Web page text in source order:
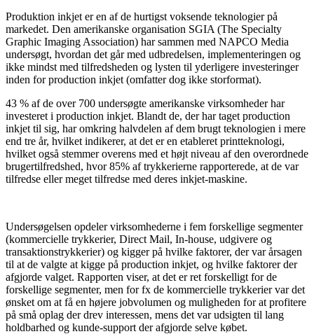
Produktion inkjet er en af de hurtigst voksende teknologier på
markedet. Den amerikanske organisation SGIA (The Specialty
Graphic Imaging Association) har sammen med NAPCO Media
undersøgt, hvordan det går med udbredelsen, implementeringen og
ikke mindst med tilfredsheden og lysten til yderligere investeringer
inden for production inkjet (omfatter dog ikke storformat).
43 % af de over 700 undersøgte amerikanske virksomheder har
investeret i production inkjet. Blandt de, der har taget production
inkjet til sig, har omkring halvdelen af ​​dem brugt teknologien i mere
end tre år, hvilket indikerer, at det er en etableret printteknologi,
hvilket også stemmer overens med et højt niveau af den overordnede
brugertilfredshed, hvor 85% af trykkerierne rapporterede, at de var
tilfredse eller meget tilfredse med deres inkjet-maskine.
Undersøgelsen opdeler virksomhederne i fem forskellige segmenter
(kommercielle trykkerier, Direct Mail, In-house, udgivere og
transaktionstrykkerier) og kigger på hvilke faktorer, der var årsagen
til at de valgte at kigge på production inkjet, og hvilke faktorer der
afgjorde valget. Rapporten viser, at det er ret forskelligt for de
forskellige segmenter, men for fx de kommercielle trykkerier var det
ønsket om at få en højere jobvolumen og muligheden for at profitere
på små oplag der drev interessen, mens det var udsigten til lang
holdbarhed og kunde-support der afgjorde selve købet.